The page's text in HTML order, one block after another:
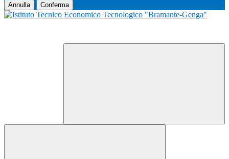
Annulla Conferma